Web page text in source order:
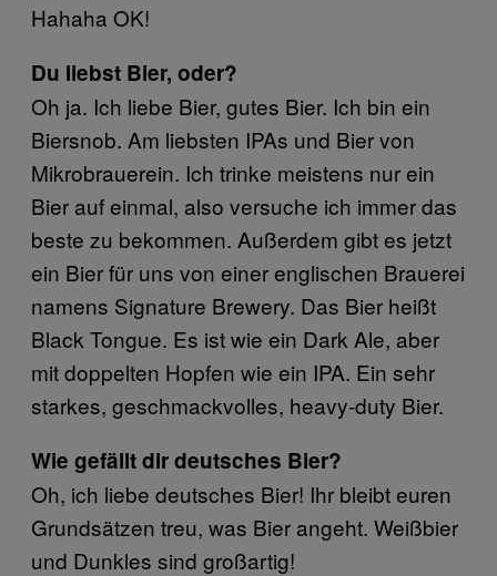
Hahaha OK!
Du liebst Bier, oder?
Oh ja. Ich liebe Bier, gutes Bier. Ich bin ein
Biersnob. Am liebsten IPAs und Bier von
Mikrobrauerein. Ich trinke meistens nur ein
Bier auf einmal, also versuche ich immer das
beste zu bekommen. Außerdem gibt es jetzt
ein Bier für uns von einer englischen Brauerei
namens Signature Brewery. Das Bier heißt
Black Tongue. Es ist wie ein Dark Ale, aber
mit doppelten Hopfen wie ein IPA. Ein sehr
starkes, geschmackvolles, heavy-duty Bier.
Wie gefällt dir deutsches Bier?
Oh, ich liebe deutsches Bier! Ihr bleibt euren
Grundsätzen treu, was Bier angeht. Weißbier
und Dunkles sind großartig!